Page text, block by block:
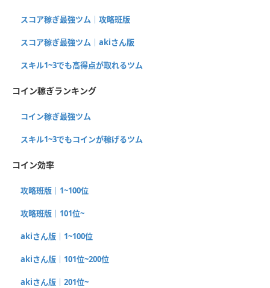
スコア稼ぎ最強ツム｜攻略班版
スコア稼ぎ最強ツム｜akiさん版
スキル1~3でも高得点が取れるツム
コイン稼ぎランキング
コイン稼ぎ最強ツム
スキル1~3でもコインが稼げるツム
コイン効率
攻略班版｜1~100位
攻略班版｜101位~
akiさん版｜1~100位
akiさん版｜101位~200位
akiさん版｜201位~